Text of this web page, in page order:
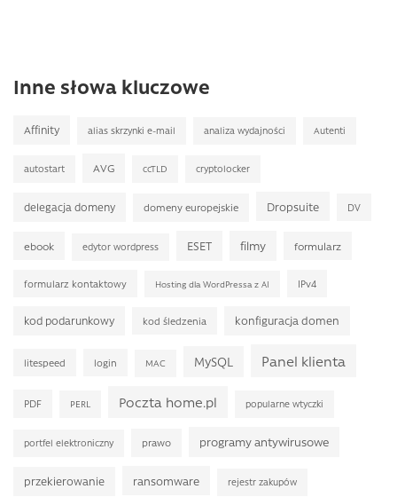
Inne słowa kluczowe
Affinity alias skrzynki e-mail analiza wydajności Autenti
autostart AVG ccTLD cryptolocker
delegacja domeny domeny europejskie Dropsuite DV
ebook edytor wordpress ESET filmy formularz
formularz kontaktowy Hosting dla WordPressa z AI IPv4
kod podarunkowy kod śledzenia konfiguracja domen
litespeed login MAC MySQL Panel klienta
PDF PERL Poczta home.pl popularne wtyczki
portfel elektroniczny prawo programy antywirusowe
przekierowanie ransomware rejestr zakupów